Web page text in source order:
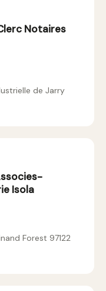
Notaires
de Jarry
Isola
Forest 97122